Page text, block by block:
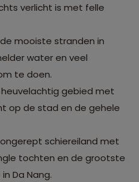
verlicht is met felle
de mooiste stranden in
water en veel
te doen.
heuvelachtig gebied met
op de stad en de gehele
ongerept schiereiland met
tochten en de grootste
Da Nang.